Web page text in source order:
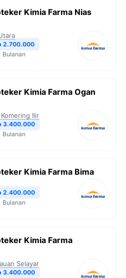
Kimia Farma Nias
2.700.000
Bulanan
Kimia Farma Ogan
Ilir
3.400.000
Bulanan
Kimia Farma Bima
2.400.000
Bulanan
Kimia Farma
Selayar
3.400.000